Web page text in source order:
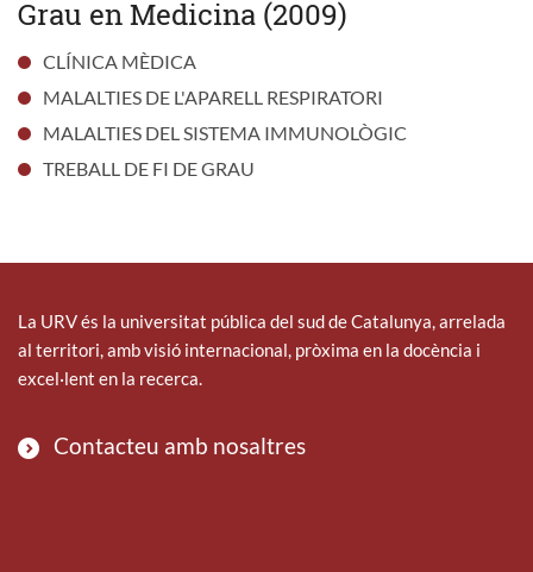
Grau en Medicina (2009)
CLÍNICA MÈDICA
MALALTIES DE L'APARELL RESPIRATORI
MALALTIES DEL SISTEMA IMMUNOLÒGIC
TREBALL DE FI DE GRAU
La URV és la universitat pública del sud de Catalunya, arrelada
al territori, amb visió internacional, pròxima en la docència i
excel·lent en la recerca.
Contacteu amb nosaltres